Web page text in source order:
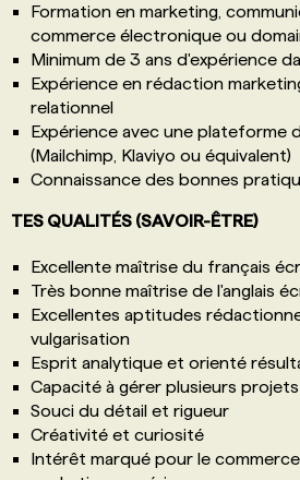
Formation en marketing,
commerce électronique ou
Minimum de 3 ans d'expérience
Expérience en rédaction
relationnel
Expérience avec une plateforme
(Mailchimp, Klaviyo ou équivalent)
Connaissance des bonnes
TES QUALITÉS (SAVOIR-ÊTRE)
Excellente maîtrise du français
Très bonne maîtrise de l'anglais
Excellentes aptitudes
vulgarisation
Esprit analytique et orienté
Capacité à gérer plusieurs
Souci du détail et rigueur
Créativité et curiosité
Intérêt marqué pour le